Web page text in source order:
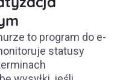
to program do e-
statusy